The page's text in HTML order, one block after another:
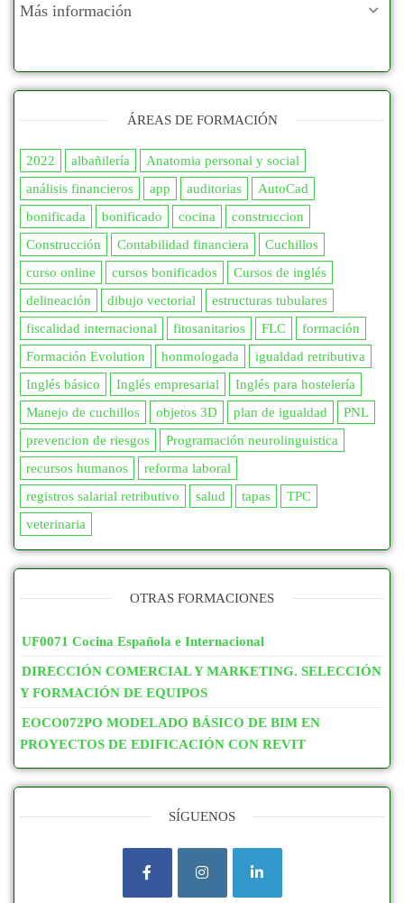
Más información
ÁREAS DE FORMACIÓN
2022 albañilería
Anatomia personal y social
análisis financieros
app auditorias
AutoCad
bonificada
bonificado cocina
construccion
Construcción
Contabilidad financiera
Cuchillos
curso online
cursos bonificados
Cursos de inglés
delineación
dibujo vectorial
estructuras tubulares
fiscalidad internacional
fitosanitarios FLC
formación
Formación Evolution
honmologada
igualdad retributiva
Inglés básico
Inglés empresarial
Inglés para hostelería
Manejo de cuchillos
objetos 3D plan de igualdad
PNL
prevencion de riesgos
Programación neurolinguistica
recursos humanos
reforma laboral
registros salarial retributivo
salud tapas
TPC
veterinaria
OTRAS FORMACIONES
UF0071 Cocina Española e Internacional
DIRECCIÓN COMERCIAL Y MARKETING. SELECCIÓN
Y FORMACIÓN DE EQUIPOS
EOCO072PO MODELADO BÁSICO DE BIM EN
PROYECTOS DE EDIFICACIÓN CON REVIT
SÍGUENOS